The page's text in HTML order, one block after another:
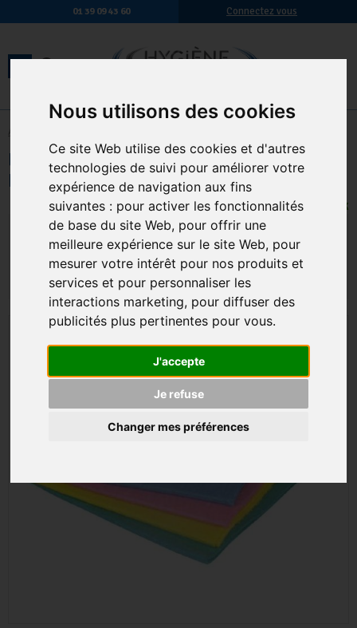
Nous utilisons des cookies
Ce site Web utilise des cookies et d'autres
technologies de suivi pour améliorer votre
expérience de navigation aux fins
suivantes : pour activer les fonctionnalités
de base du site Web, pour offrir une
meilleure expérience sur le site Web, pour
mesurer votre intérêt pour nos produits et
services et pour personnaliser les
interactions marketing, pour diffuser des
publicités plus pertinentes pour vous.
J'accepte
Je refuse
Changer mes préférences
01 39 09 43 60 Connectez vous
Lavette Non Tissee Ajouree 50X35Cm
Blanche Le Lot De 25
10 EN STOCK
:
7,19 € HT 8,63 € TTC
AJOUTER AU PANIER